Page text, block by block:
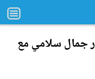
جمالسلامي مع